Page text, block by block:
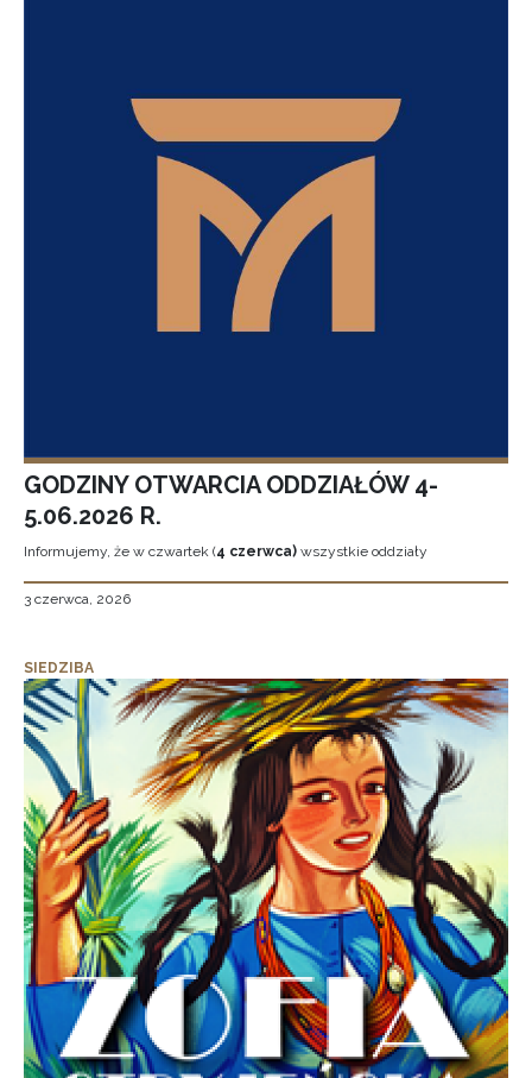
GODZINY OTWARCIA ODDZIAŁÓW 4-
5.06.2026 R.
Informujemy, że w czwartek (4 czerwca) wszystkie oddziały
3 czerwca, 2026
SIEDZIBA